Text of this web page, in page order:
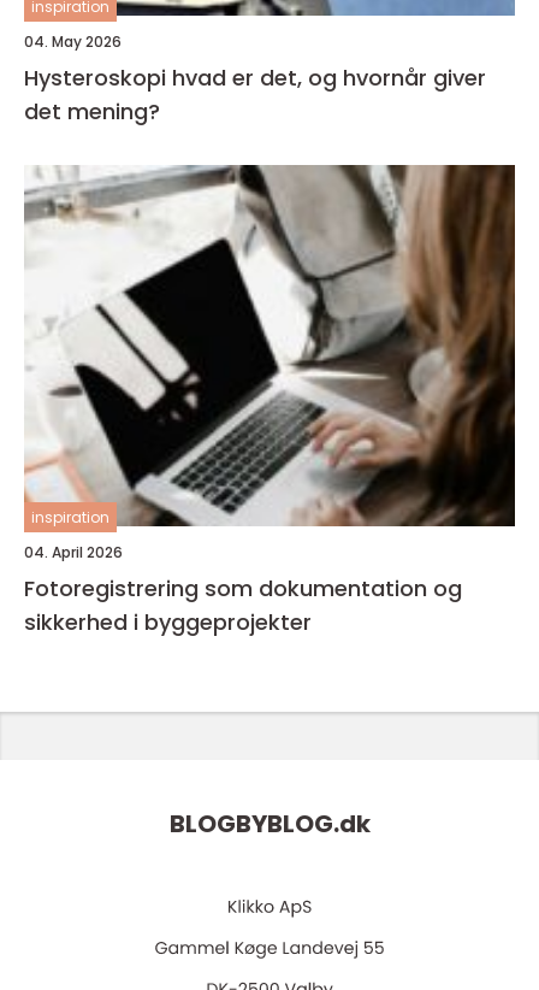
inspiration
04. May 2026
Hysteroskopi hvad er det, og hvornår giver
det mening?
inspiration
04. April 2026
Fotoregistrering som dokumentation og
sikkerhed i byggeprojekter
BLOGBYBLOG.dk